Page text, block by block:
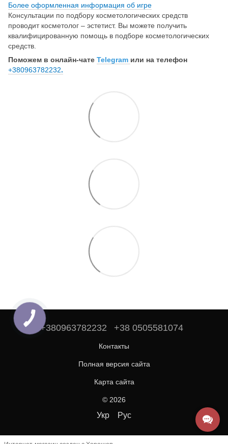
Более оформленная информация об игре
Консультации по подбору косметологических средств
проводит косметолог – эстетист. Вы можете получить
квалифицированную помощь в подборе косметологических
средств.
Поможем в онлайн-чате Telegram или на телефон
+380963782232.
+380963782232 +38 0505581074
Контакты
Полная версия сайта
Карта сайта
© 2026
Укр Рус